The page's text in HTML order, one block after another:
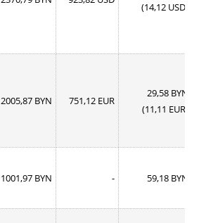
(14,12 USD)
2005,87 BYN 751,12 EUR
29,58 BYN
(11,11 EUR)
1001,97 BYN - 59,18 BYN